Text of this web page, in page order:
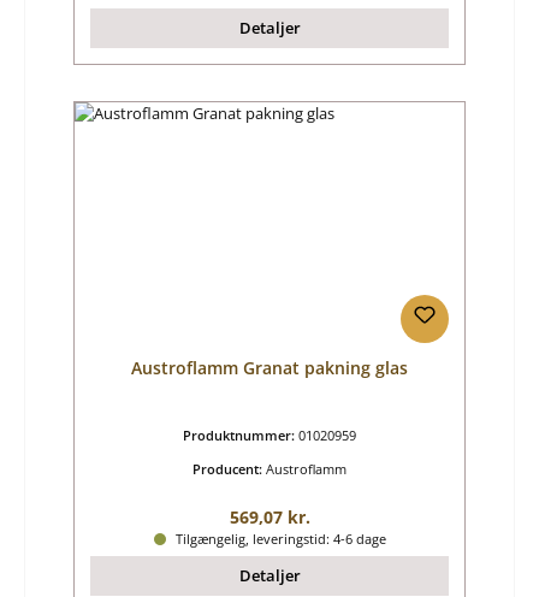
Detaljer
Austroflamm Granat pakning glas
Produktnummer: 01020959
Producent: Austroflamm
Almindelig pris:
569,07 kr.
Tilgængelig, leveringstid: 4-6 dage
Detaljer